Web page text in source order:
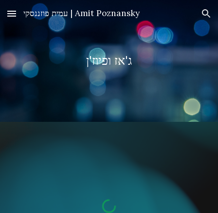
Skip to main content Skip to navigation עמית פוזננסקי | Amit Poznansky
ג'אז ופיוז'ן